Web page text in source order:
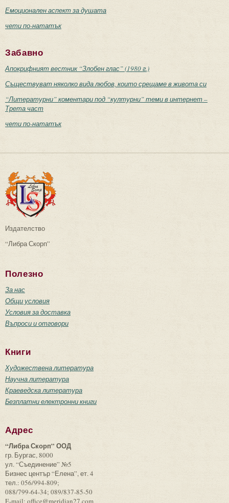
Емоционален аспект за душата
чети по-нататък
Забавно
Апокрифният вестник “Злобен глас” (1980 г.)
Съществуват няколко вида любов, които срещаме в живота си
“Литературни” коментари под “културни” теми в интернет –
Трета част
чети по-нататък
Издателство
“Либра Скорп”
Полезно
За нас
Общи условия
Условия за доставка
Въпроси и отговори
Книги
Художествена литература
Научна литература
Краеведска литература
Безплатни електронни книги
Адрес
“Либра Скорп” ООД
гр. Бургас, 8000
ул. “Съединение” №5
Бизнес център “Елена”, ет. 4
тел.: 056/994-809;
088/799-64-34; 089/837-85-50
E-mail: office@meridian27.com